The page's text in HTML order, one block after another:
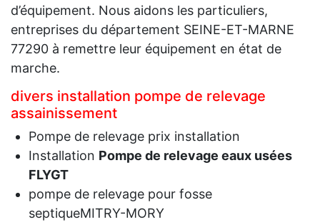
d’équipement. Nous aidons les particuliers,
entreprises du département SEINE-ET-MARNE
77290 à remettre leur équipement en état de
marche.
divers installation pompe de relevage
assainissement
Pompe de relevage prix installation
Installation Pompe de relevage eaux usées
FLYGT
pompe de relevage pour fosse
septiqueMITRY-MORY